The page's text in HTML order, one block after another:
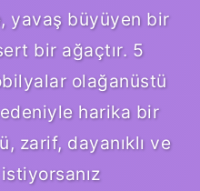
yavaş büyüyen bir
bir ağaçtır. 5
olağanüstü
harika bir
zarif, dayanıklı ve